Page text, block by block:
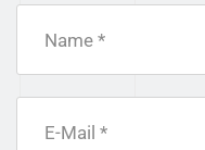
Name *
E-Mail *